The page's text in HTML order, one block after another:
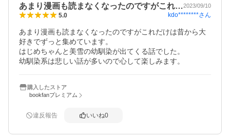
あまり漫画も読まなくなったのですがこれ…2023/09/10
5.0 kdo********さん
あまり漫画も読まなくなったのですがこれだけは昔から大
好きでずっと集めています。
はじめちゃんと美雪の幼馴染が出てくる話でした。
幼馴染系は悲しい話が多いので心して楽しみます。
購入したストア
bookfanプレミアム
違反報告 いいね0